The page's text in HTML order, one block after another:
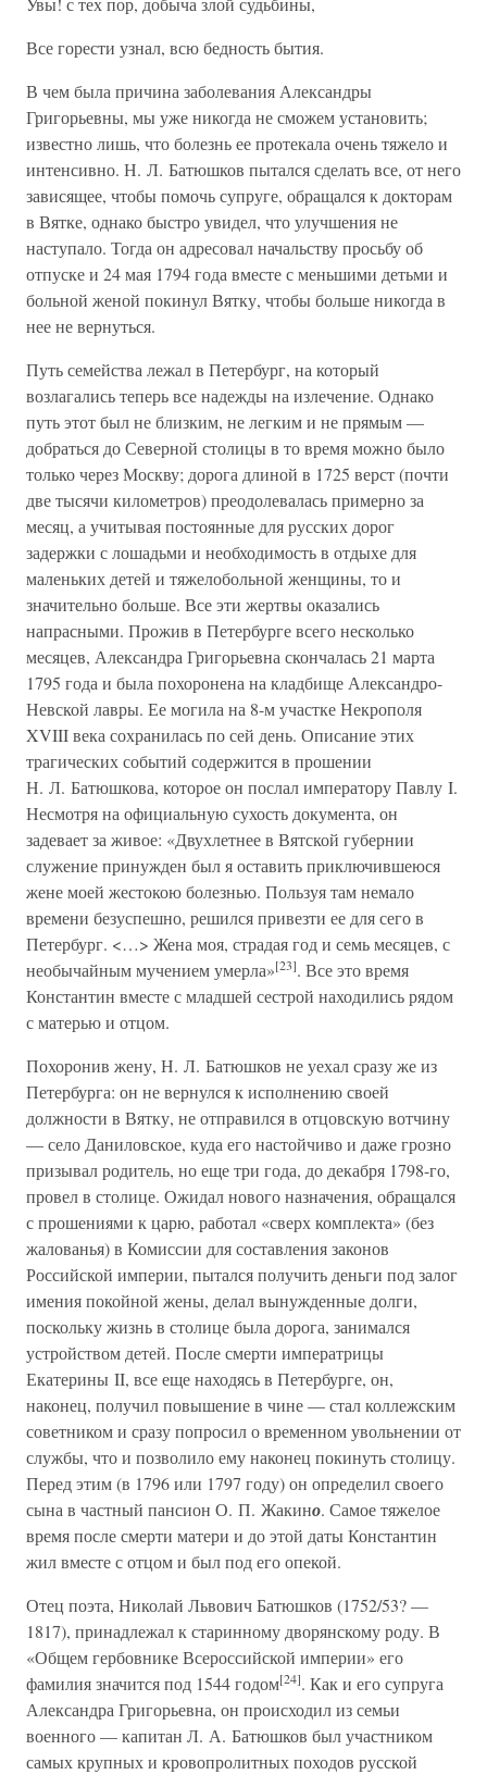
Все горести узнал, всю бедность бытия.
В чем была причина заболевания Александры
Григорьевны, мы уже никогда не сможем установить;
известно лишь, что болезнь ее протекала очень тяжело и
интенсивно. Н. Л. Батюшков пытался сделать все, от него
зависящее, чтобы помочь супруге, обращался к докторам
в Вятке, однако быстро увидел, что улучшения не
наступало. Тогда он адресовал начальству просьбу об
отпуске и 24 мая 1794 года вместе с меньшими детьми и
больной женой покинул Вятку, чтобы больше никогда в
нее не вернуться.
Путь семейства лежал в Петербург, на который
возлагались теперь все надежды на излечение. Однако
путь этот был не близким, не легким и не прямым —
добраться до Северной столицы в то время можно было
только через Москву; дорога длиной в 1725 верст (почти
две тысячи километров) преодолевалась примерно за
месяц, а учитывая постоянные для русских дорог
задержки с лошадьми и необходимость в отдыхе для
маленьких детей и тяжелобольной женщины, то и
значительно больше. Все эти жертвы оказались
напрасными. Прожив в Петербурге всего несколько
месяцев, Александра Григорьевна скончалась 21 марта
1795 года и была похоронена на кладбище Александро-
Невской лавры. Ее могила на 8-м участке Некрополя
XVIII века сохранилась по сей день. Описание этих
трагических событий содержится в прошении
Н. Л. Батюшкова, которое он послал императору Павлу I.
Несмотря на официальную сухость документа, он
задевает за живое: «Двухлетнее в Вятской губернии
служение принужден был я оставить приключившеюся
жене моей жестокою болезнью. Пользуя там немало
времени безуспешно, решился привезти ее для сего в
Петербург. <…> Жена моя, страдая год и семь месяцев, с
необычайным мучением умерла»[23]. Все это время
Константин вместе с младшей сестрой находились рядом
с матерью и отцом.
Похоронив жену, Н. Л. Батюшков не уехал сразу же из
Петербурга: он не вернулся к исполнению своей
должности в Вятку, не отправился в отцовскую вотчину
— село Даниловское, куда его настойчиво и даже грозно
призывал родитель, но еще три года, до декабря 1798-го,
провел в столице. Ожидал нового назначения, обращался
с прошениями к царю, работал «сверх комплекта» (без
жалованья) в Комиссии для составления законов
Российской империи, пытался получить деньги под залог
имения покойной жены, делал вынужденные долги,
поскольку жизнь в столице была дорога, занимался
устройством детей. После смерти императрицы
Екатерины II, все еще находясь в Петербурге, он,
наконец, получил повышение в чине — стал коллежским
советником и сразу попросил о временном увольнении от
службы, что и позволило ему наконец покинуть столицу.
Перед этим (в 1796 или 1797 году) он определил своего
сына в частный пансион О. П. Жакино. Самое тяжелое
время после смерти матери и до этой даты Константин
жил вместе с отцом и был под его опекой.
Отец поэта, Николай Львович Батюшков (1752/53? —
1817), принадлежал к старинному дворянскому роду. В
«Общем гербовнике Всероссийской империи» его
фамилия значится под 1544 годом[24]. Как и его супруга
Александра Григорьевна, он происходил из семьи
военного — капитан Л. А. Батюшков был участником
самых крупных и кровопролитных походов русской